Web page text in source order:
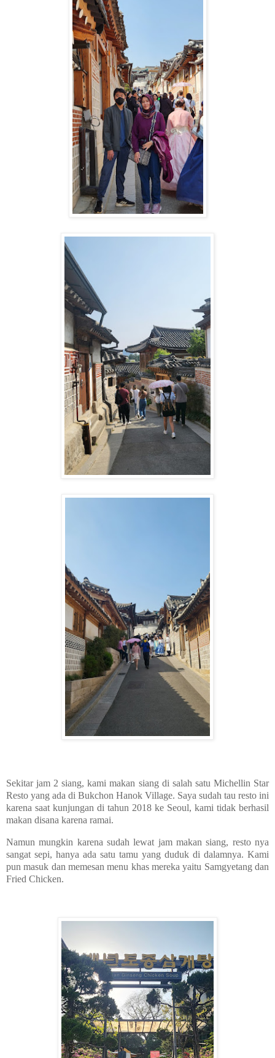
Sekitar jam 2 siang, kami makan siang di salah satu Michellin Star
Resto yang ada di Bukchon Hanok Village. Saya sudah tau resto ini
karena saat kunjungan di tahun 2018 ke Seoul, kami tidak berhasil
makan disana karena ramai.
Namun mungkin karena sudah lewat jam makan siang, resto nya
sangat sepi, hanya ada satu tamu yang duduk di dalamnya. Kami
pun masuk dan memesan menu khas mereka yaitu Samgyetang dan
Fried Chicken.